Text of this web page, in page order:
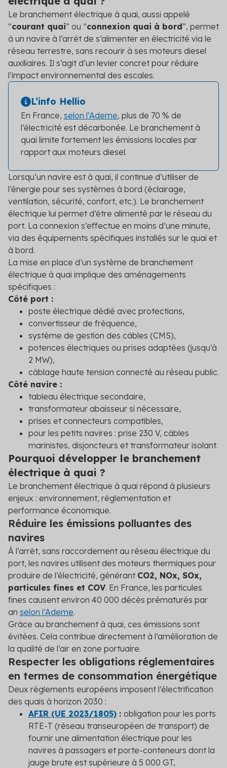
Découvrez les primes auxquelles vous pouvez
prétendre
Voir toutes les solutions
Voir toutes les solutions
Solutions par secteur
Agriculture
Copropriété
Industrie
Logement social
Particuliers
Professionnels du bâtiment
Secteur public
Tertiaire
Transport
Le branchement électrique à quai, aussi appelé
“courant quai” ou “connexion quai à bord”, permet
à un navire à l’arrêt de s’alimenter en électricité via le
réseau terrestre, sans recourir à ses moteurs diesel
auxiliaires. Il s’agit d’un levier concret pour réduire
l’impact environnemental des escales.
L’info Hellio
En France, selon l’Ademe, plus de 70 % de
l’électricité est décarbonée. Le branchement à
quai limite fortement les émissions locales par
rapport aux moteurs diesel.
Lorsqu’un navire est à quai, il continue d’utiliser de
l’énergie pour ses systèmes à bord (éclairage,
ventilation, sécurité, confort, etc.). Le branchement
électrique lui permet d’être alimenté par le réseau du
port. La connexion s’effectue en moins d’une minute,
via des équipements spécifiques installés sur le quai et
à bord.
La mise en place d’un système de branchement
électrique à quai implique des aménagements
spécifiques :
Côté port :
poste électrique dédié avec protections,
convertisseur de fréquence,
système de gestion des câbles (CMS),
potences électriques ou prises adaptées (jusqu’à
2 MW),
câblage haute tension connecté au réseau public.
Côté navire :
tableau électrique secondaire,
transformateur abaisseur si nécessaire,
prises et connecteurs compatibles,
pour les petits navires : prise 230 V, câbles
marinistes, disjoncteurs et transformateur isolant.
Pourquoi développer le branchement
électrique à quai ?
Le branchement électrique à quai répond à plusieurs
enjeux : environnement, réglementation et
performance économique.
Réduire les émissions polluantes des
navires
À l’arrêt, sans raccordement au réseau électrique du
port, les navires utilisent des moteurs thermiques pour
produire de l’électricité, générant CO2, NOx, SOx,
particules fines et COV. En France, les particules
fines causent environ 40 000 décès prématurés par
an selon l’Ademe.
Grâce au branchement à quai, ces émissions sont
évitées. Cela contribue directement à l’amélioration de
la qualité de l’air en zone portuaire.
Respecter les obligations réglementaires
en termes de consommation énergétique
Deux règlements européens imposent l’électrification
des quais à horizon 2030 :
AFIR (UE 2023/1805) : obligation pour les ports
RTE-T (réseau transeuropéen de transport) de
fournir une alimentation électrique pour les
navires à passagers et porte-conteneurs dont la
jauge brute est supérieure à 5 000 GT,